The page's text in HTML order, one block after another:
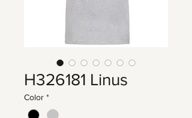
H326181 Linus
Color *